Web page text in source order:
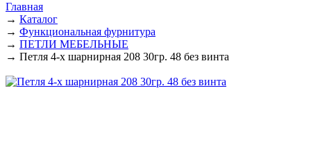
Главная
→ Каталог
→ Функциональная фурнитура
→ ПЕТЛИ МЕБЕЛЬНЫЕ
→ Петля 4-х шарнирная 208 30гр. 48 без винта